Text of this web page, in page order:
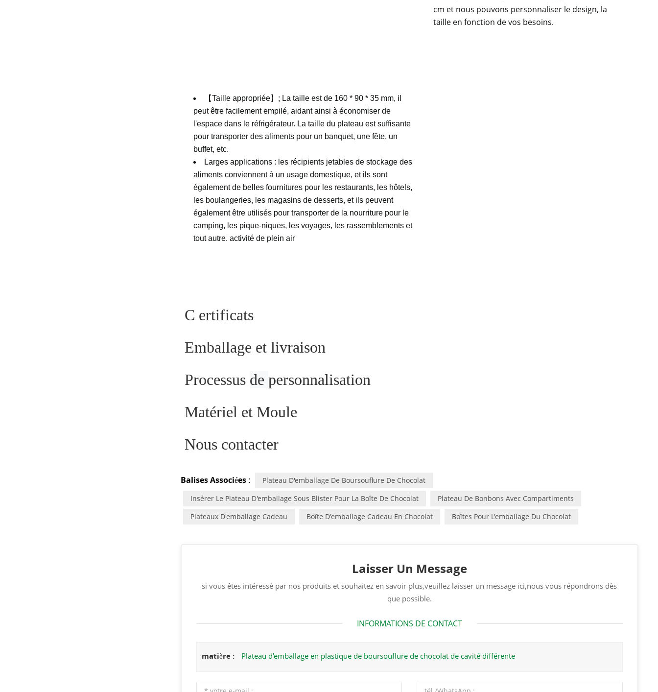
cm et nous pouvons personnaliser le design, la
taille en fonction de vos besoins.
【Taille appropriée】; La taille est de 160 * 90 * 35 mm, il
peut être facilement empilé, aidant ainsi à économiser de
l'espace dans le réfrigérateur. La taille du plateau est suffisante
pour transporter des aliments pour un banquet, une fête, un
buffet, etc.
Larges applications : les récipients jetables de stockage des
aliments conviennent à un usage domestique, et ils sont
également de belles fournitures pour les restaurants, les hôtels,
les boulangeries, les magasins de desserts, et ils peuvent
également être utilisés pour transporter de la nourriture pour le
camping, les pique-niques, les voyages, les rassemblements et
tout autre. activité de plein air
C ertificats
Emballage et livraison
Processus de personnalisation
Matériel et Moule
Nous contacter
Balises Associées :
Plateau D'emballage De Boursouflure De Chocolat
Insérer Le Plateau D'emballage Sous Blister Pour La Boîte De Chocolat
Plateau De Bonbons Avec Compartiments
Plateaux D'emballage Cadeau
Boîte D'emballage Cadeau En Chocolat Boîtes Pour L'emballage Du Chocolat
Laisser Un Message
si vous êtes intéressé par nos produits et souhaitez en savoir plus,veuillez laisser un message ici,nous vous répondrons dès
que possible.
INFORMATIONS DE CONTACT
matière : Plateau d'emballage en plastique de boursouflure de chocolat de cavité différente